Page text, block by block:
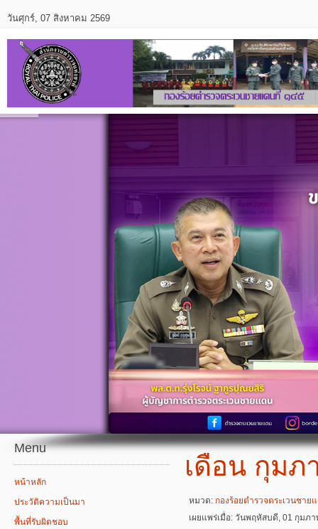
วันศุกร์, 07 สิงหาคม 2569
Menu
หน้าหลัก
ประวัติความเป็นมา
พื้นที่รับผิดชอบ
เดือน กุมภ
หมวด: กองร้อยตำรวจตระเวนชาย
เผยแพร่เมื่อ: วันพฤหัสบดี, 01 กุมภ